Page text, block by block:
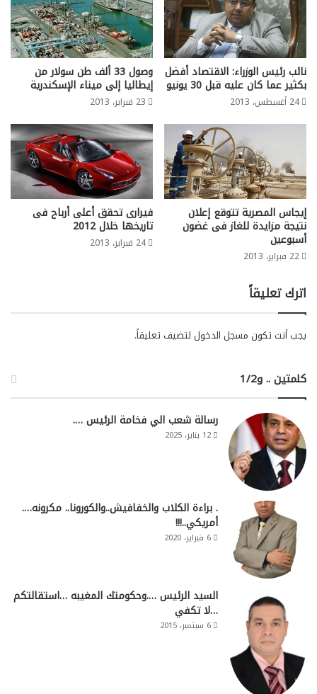
نائب رئيس الوزراء: الاقتصاد أفضل
بكثير عما كان عليه قبل 30 يونيو
24 أغسطس، 2013
وصول 33 ألف طن سولار من
إيطاليا إلى ميناء الإسكندرية
23 فبراير، 2013
إيجاس المصرية تتوقع إعلان
نتيجة مزايدة للغاز فى غضون
أسبوعين
22 فبراير، 2013
فيرارى تحقق أعلى أرباح فى
تاريخها خلال 2012
24 فبراير، 2013
اترك تعليقاً
يجب أنت تكون مسجل الدخول لتضيف تعليقاً.
كلمتين .. و1/2
رسالة شعب الي فخامة الرئيس ….
12 يناير، 2025
. براءة الكلاب والخفافيش..والكورونا.. مكرونه….
أمريكي..!!!
6 فبراير، 2020
السيد الرئيس ….وحكومتك المغيبه …استقالتكم
…لا تكفي
6 سبتمبر، 2015